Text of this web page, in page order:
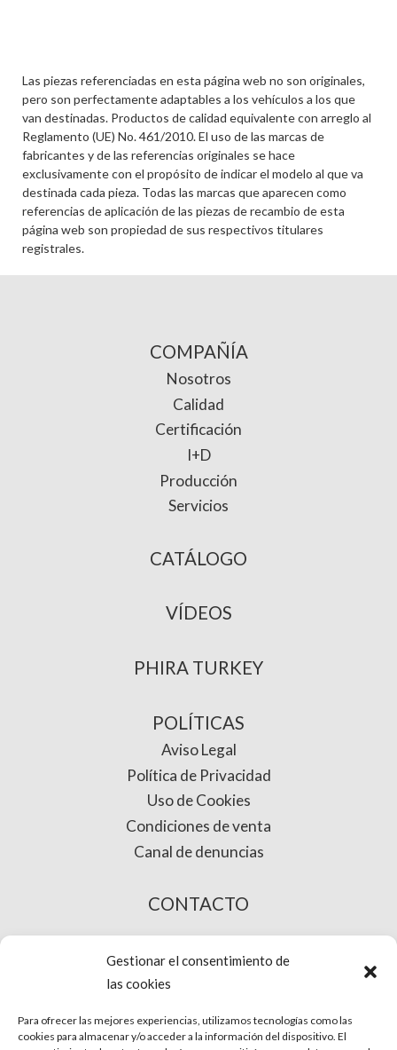
Gestionar el consentimiento de
las cookies
Para ofrecer las mejores experiencias, utilizamos tecnologías como las
cookies para almacenar y/o acceder a la información del dispositivo. El
Las piezas referenciadas en esta página web no son originales,
pero son perfectamente adaptables a los vehículos a los que
van destinadas. Productos de calidad equivalente con arreglo al
Reglamento (UE) No. 461/2010. El uso de las marcas de
fabricantes y de las referencias originales se hace
exclusivamente con el propósito de indicar el modelo al que va
destinada cada pieza. Todas las marcas que aparecen como
referencias de aplicación de las piezas de recambio de esta
página web son propiedad de sus respectivos titulares
registrales.
COMPAÑÍA
Nosotros
Calidad
Certificación
I+D
Producción
Servicios
CATÁLOGO
VÍDEOS
PHIRA TURKEY
POLÍTICAS
Aviso Legal
Política de Privacidad
Uso de Cookies
Condiciones de venta
Canal de denuncias
CONTACTO
COMPRA ONLINE